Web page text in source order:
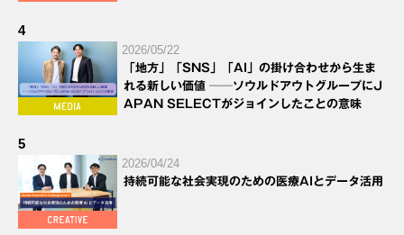
4
2026/05/22
「地方」「SNS」「AI」の掛け合わせから生ま
れる新しい価値 ──ソウルドアウトグループにJ
APAN SELECTがジョインしたことの意味
5
2026/04/24
持続可能な社会実現のための医療AIとデータ活用